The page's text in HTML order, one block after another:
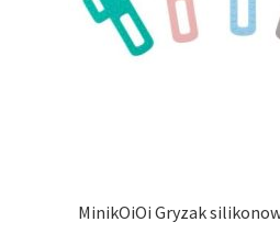
MinikOiOi Gryzak